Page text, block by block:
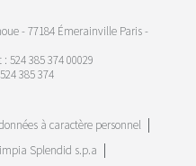
- 77184 Émerainville Paris -
524 385 374 00029
385 374
à caractère personnel
Splendid s.p.a